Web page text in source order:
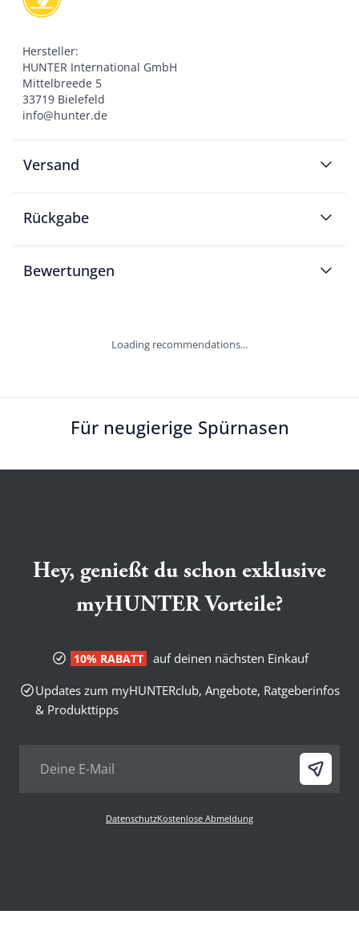
Hersteller:
HUNTER International GmbH
Mittelbreede 5
33719 Bielefeld
info@hunter.de
Versand
Rückgabe
Bewertungen
Loading recommendations...
Für neugierige Spürnasen
Hey, genießt du schon exklusive
myHUNTER Vorteile?
10% RABATT
auf deinen nächsten Einkauf
Updates zum myHUNTERclub, Angebote, Ratgeberinfos
& Produkttipps
DatenschutzKostenlose Abmeldung